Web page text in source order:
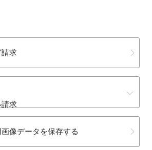
求
求
像データを保存する